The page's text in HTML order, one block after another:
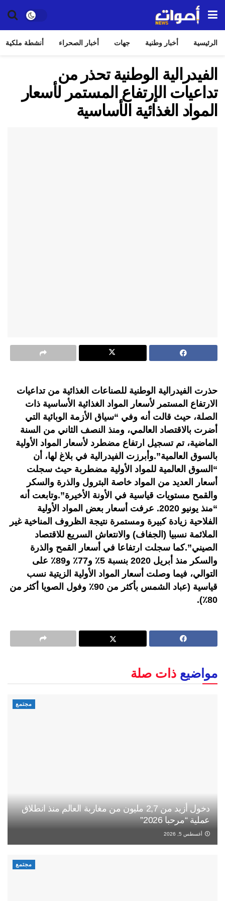
الرئيسية أخبار وطنية جهات أخبار الصحراء أنشطة ملكية
الفيدرالية الوطنية تحذر من
تداعيات الإرتفاع المستمر لأسعار
المواد الغذائية الأساسية
حذرت الفيدرالية الوطنية للصناعات الغذائية من تداعيات
الارتفاع المستمر لأسعار المواد الغذائية الأساسية ذات
الصلة، حيث قالت أنه وفي “سياق الأزمة الوبائية التي
أضرت بالاقتصاد العالمي، ومنذ النصف الثاني من السنة
الماضية، تم تسجيل ارتفاع مضطرد لأسعار المواد الأولية
بالسوق العالمية”.وأبرزت الفيدرالية في بلاغ لها، أن
“السوق العالمية للمواد الأولية مضطربة حيث سجلت
أسعار العديد من المواد خاصة البترول والذرة والسكر
والقمح مستويات قياسية في الأونة الأخيرة”.وتابعت أنه
“منذ يونيو 2020. عرفت أسعار بعض المواد الأولية
الفلاحية زيادة كبيرة ومستمرة نتيجة الظروف المناخية غير
الملائمة نسبيا (الجفاف) والانتعاش السريع للاقتصاد
الصيني”.كما سجلت ارتفاعا في أسعار القمح والذرة
والسكر منذ أبريل 2020 بنسبة 5٪ و77٪ و89٪ على
التوالي، فيما وصلت أسعار المواد الأولية الزيتية نسب
قياسية (عباد الشمس بأكثر من 90٪ وفول الصويا أكثر من
80٪).
مواضيع ذات صلة
مجتمع
دخول أزيد من 2,7 مليون من مغاربة العالم منذ انطلاق
عملية “مرحبا 2026”
أغسطس 5, 2026
مجتمع